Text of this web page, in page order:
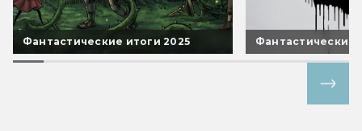
Фантастические итоги 2025 Фантастические